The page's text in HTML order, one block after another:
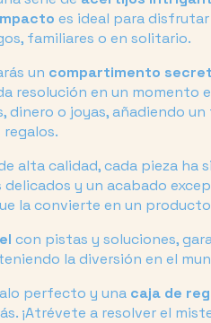
es ideal para
familiares o en solitario.
un compartimento
resolución en un momento
dinero o joyas, añadiendo
regalos.
alta calidad, cada pieza ha
y un acabado
la convierte en un
con pistas y soluciones,
la diversión en el
perfecto y una caja de
¡Atrévete a resolver el